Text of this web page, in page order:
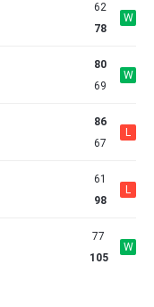
62
78
W
80
69
W
86
67
L
61
98
L
77
105
W